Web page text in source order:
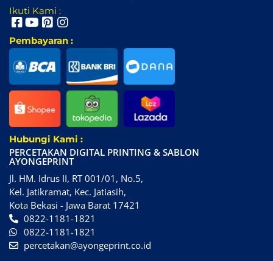
Ikuti Kami :
Pembayaran :
Hubungi Kami :
PERCETAKAN DIGITAL PRINTING & SABLON
AYONGEPRINT
Jl. HM. Idrus II, RT 001/01, No.5,
Kel. Jatikramat, Kec. Jatiasih,
Kota Bekasi - Jawa Barat 17421
0822-1181-1821
0822-1181-1821
percetakan@ayongeprint.co.id